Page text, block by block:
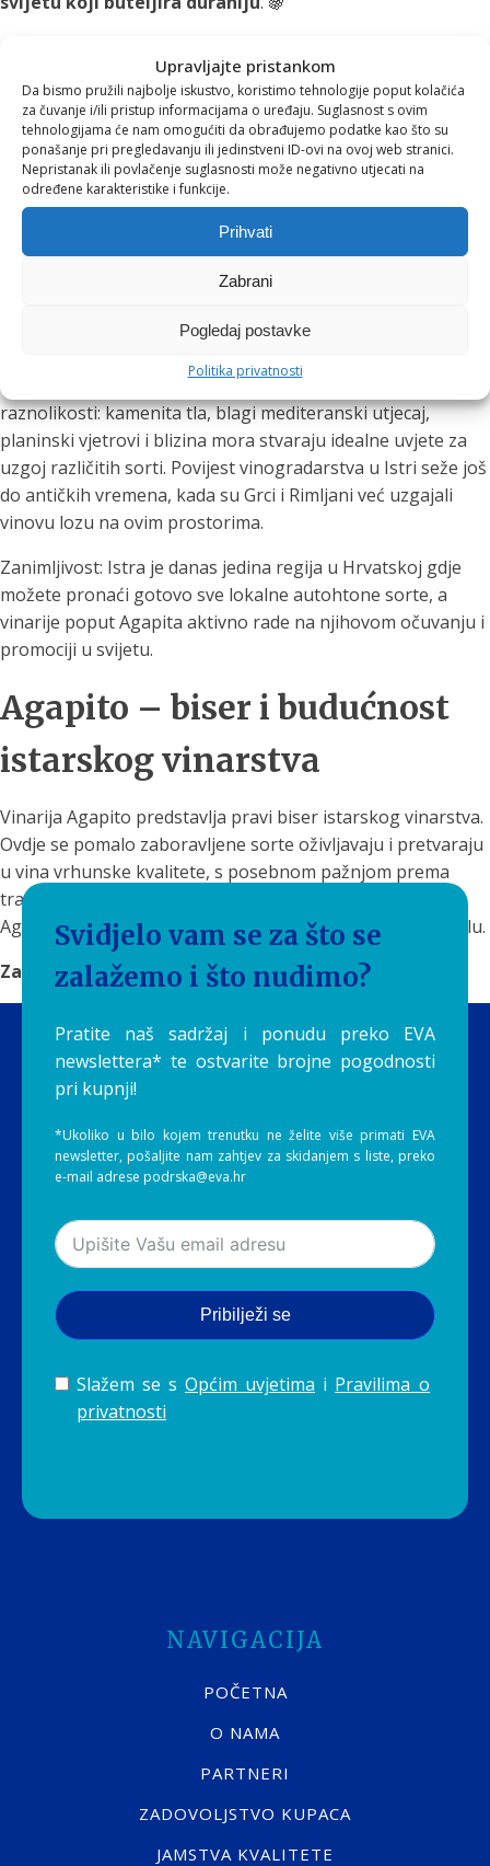
Upravljajte pristankom
Da bismo pružili najbolje iskustvo, koristimo tehnologije poput kolačića
za čuvanje i/ili pristup informacijama o uređaju. Suglasnost s ovim
tehnologijama će nam omogućiti da obrađujemo podatke kao što su
ponašanje pri pregledavanju ili jedinstveni ID-ovi na ovoj web stranici.
Nepristanak ili povlačenje suglasnosti može negativno utjecati na
određene karakteristike i funkcije.
Prihvati
Zabrani
Pogledaj postavke
Politika privatnosti
Zanimljivosti o duraniji i malvaziji:
Duranija daje vina s laganom citrusnom i cvjetnom
aromom, idealna za gastronomske kombinacije s
ribom i bijelim mesom.
Malvazijaje najpoznatija bijela sorta Istre, a njena
vina odražavaju specifičan istarski terroir – kamenito
tlo, blagi mediteranski utjecaj i sunčane dane koji vina
čine svježima i mineralnima.
Istra – raj za ljubitelje vina
Istra je posebna vinska regija zbog svoje geografske
raznolikosti: kamenita tla, blagi mediteranski utjecaj,
planinski vjetrovi i blizina mora stvaraju idealne uvjete za
uzgoj različitih sorti. Povijest vinogradarstva u Istri seže još
do antičkih vremena, kada su Grci i Rimljani već uzgajali
vinovu lozu na ovim prostorima.
Zanimljivost: Istra je danas jedina regija u Hrvatskoj gdje
možete pronaći gotovo sve lokalne autohtone sorte, a
vinarije poput Agapita aktivno rade na njihovom očuvanju i
promociji u svijetu.
Agapito – biser i budućnost
istarskog vinarstva
Vinarija Agapito predstavlja pravi biser istarskog vinarstva.
Ovdje se pomalo zaboravljene sorte oživljavaju i pretvaraju
u vina vrhunske kvalitete, s posebnom pažnjom prema
tradiciji i autentičnosti. Svako vino s potpisom Paola
Agapita priča svoju priču i zaslužuje mjesto na vašem stolu.
Za svaku preporuku! 🥂
Svidjelo vam se za što se
zalažemo i što nudimo?
Pratite naš sadržaj i ponudu preko EVA
newslettera* te ostvarite brojne pogodnosti
pri kupnji!
*Ukoliko u bilo kojem trenutku ne želite više primati EVA
newsletter, pošaljite nam zahtjev za skidanjem s liste, preko
e-mail adrese podrska@eva.hr
Pribilježi se
Slažem se s Općim uvjetima i Pravilima o
privatnosti
NAVIGACIJA
POČETNA
O NAMA
PARTNERI
ZADOVOLJSTVO KUPACA
JAMSTVA KVALITETE